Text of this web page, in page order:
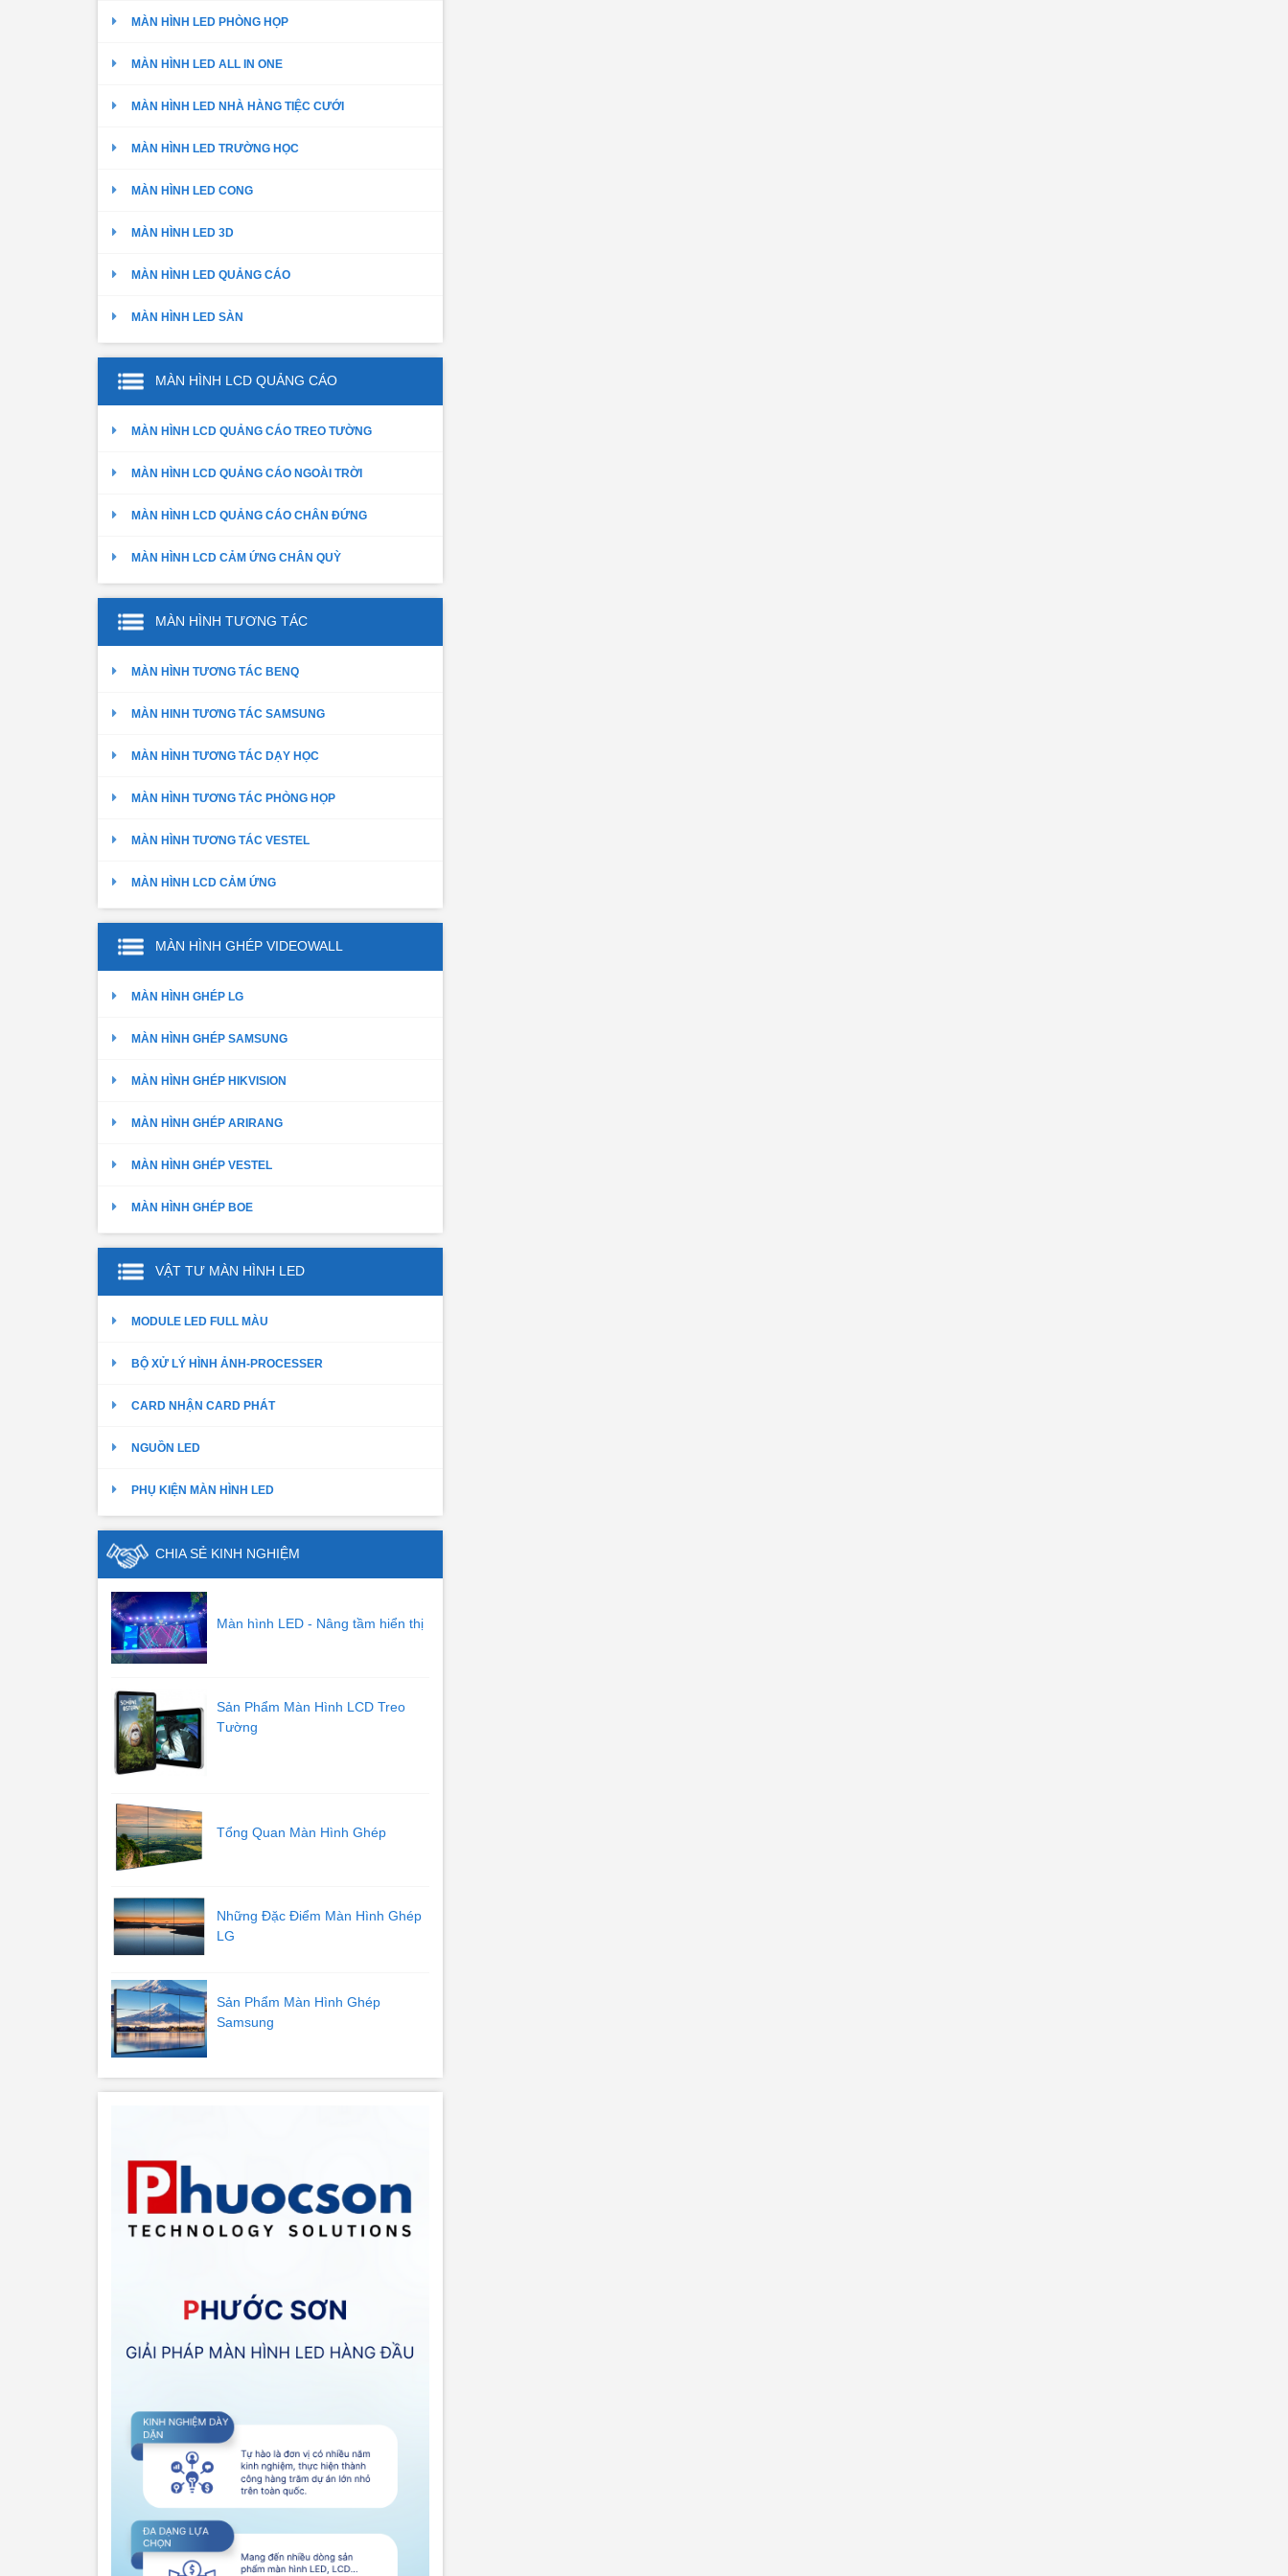
MÀN HÌNH LED PHÒNG HỌP
MÀN HÌNH LED ALL IN ONE
MÀN HÌNH LED NHÀ HÀNG TIỆC CƯỚI
MÀN HÌNH LED TRƯỜNG HỌC
MÀN HÌNH LED CONG
MÀN HÌNH LED 3D
MÀN HÌNH LED QUẢNG CÁO
MÀN HÌNH LED SÀN
MÀN HÌNH LCD QUẢNG CÁO
MÀN HÌNH LCD QUẢNG CÁO TREO TƯỜNG
MÀN HÌNH LCD QUẢNG CÁO NGOÀI TRỜI
MÀN HÌNH LCD QUẢNG CÁO CHÂN ĐỨNG
MÀN HÌNH LCD CẢM ỨNG CHÂN QUỲ
MÀN HÌNH TƯƠNG TÁC
MÀN HÌNH TƯƠNG TÁC BENQ
MÀN HINH TƯƠNG TÁC SAMSUNG
MÀN HÌNH TƯƠNG TÁC DẠY HỌC
MÀN HÌNH TƯƠNG TÁC PHÒNG HỌP
MÀN HÌNH TƯƠNG TÁC VESTEL
MÀN HÌNH LCD CẢM ỨNG
MÀN HÌNH GHÉP VIDEOWALL
MÀN HÌNH GHÉP LG
MÀN HÌNH GHÉP SAMSUNG
MÀN HÌNH GHÉP HIKVISION
MÀN HÌNH GHÉP ARIRANG
MÀN HÌNH GHÉP VESTEL
MÀN HÌNH GHÉP BOE
VẬT TƯ MÀN HÌNH LED
MODULE LED FULL MÀU
BỘ XỬ LÝ HÌNH ẢNH-PROCESSER
CARD NHẬN CARD PHÁT
NGUỒN LED
PHỤ KIỆN MÀN HÌNH LED
CHIA SẺ KINH NGHIỆM
Màn hình LED - Nâng tầm hiển thị
Sản Phẩm Màn Hình LCD Treo
Tường
Tổng Quan Màn Hình Ghép
Những Đặc Điểm Màn Hình Ghép
LG
Sản Phẩm Màn Hình Ghép
Samsung